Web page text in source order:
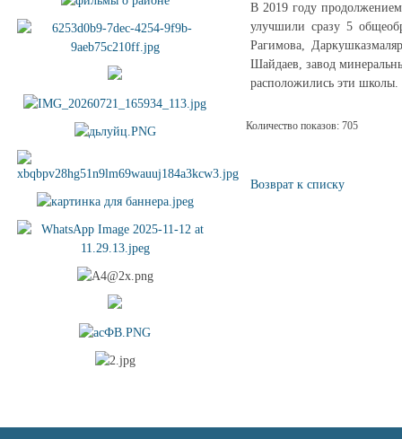
В 2019 году продолжением
улучшили сразу 5
Рагимова,
Шайдаев, завод
расположились эти школы.
Количество показов: 705
Возврат к списку